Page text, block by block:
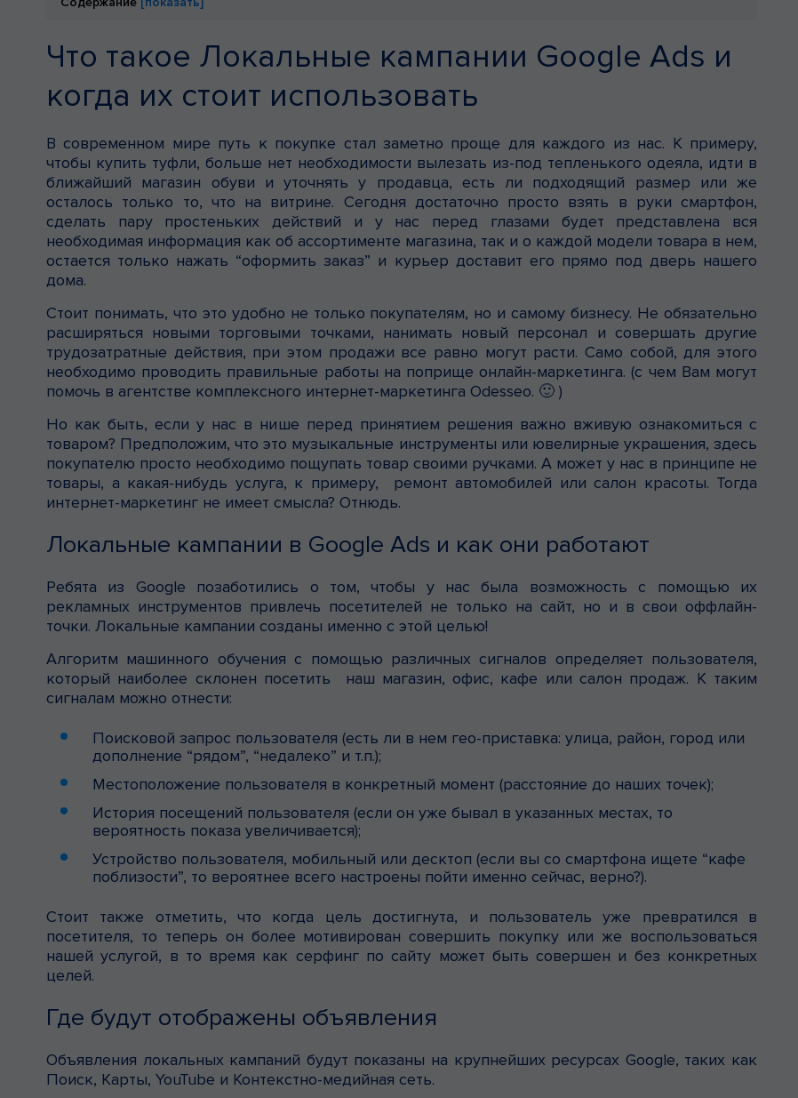
Что такое Локальные кампании Google Ads и
когда их стоит использовать
В современном мире путь к покупке стал заметно проще для каждого из нас. К примеру,
чтобы купить туфли, больше нет необходимости вылезать из-под тепленького одеяла, идти в
ближайший магазин обуви и уточнять у продавца, есть ли подходящий размер или же
осталось только то, что на витрине. Сегодня достаточно просто взять в руки смартфон,
сделать пару простеньких действий и у нас перед глазами будет представлена вся
необходимая информация как об ассортименте магазина, так и о каждой модели товара в нем,
остается только нажать “оформить заказ” и курьер доставит его прямо под дверь нашего
дома.
Стоит понимать, что это удобно не только покупателям, но и самому бизнесу. Не обязательно
расширяться новыми торговыми точками, нанимать новый персонал и совершать другие
трудозатратные действия, при этом продажи все равно могут расти. Само собой, для этого
необходимо проводить правильные работы на поприще онлайн-маркетинга. (с чем Вам могут
помочь в агентстве комплексного интернет-маркетинга Odesseo. 🙂 )
Но как быть, если у нас в нише перед принятием решения важно вживую ознакомиться с
товаром? Предположим, что это музыкальные инструменты или ювелирные украшения, здесь
покупателю просто необходимо пощупать товар своими ручками. А может у нас в принципе не
товары, а какая-нибудь услуга, к примеру, ремонт автомобилей или салон красоты. Тогда
интернет-маркетинг не имеет смысла? Отнюдь.
Локальные кампании в Google Ads и как они работают
Ребята из Google позаботились о том, чтобы у нас была возможность с помощью их
рекламных инструментов привлечь посетителей не только на сайт, но и в свои оффлайн-
точки. Локальные кампании созданы именно с этой целью!
Алгоритм машинного обучения с помощью различных сигналов определяет пользователя,
который наиболее склонен посетить наш магазин, офис, кафе или салон продаж. К таким
сигналам можно отнести:
Поисковой запрос пользователя (есть ли в нем гео-приставка: улица, район, город или
дополнение “рядом”, “недалеко” и т.п.);
Местоположение пользователя в конкретный момент (расстояние до наших точек);
История посещений пользователя (если он уже бывал в указанных местах, то
вероятность показа увеличивается);
Устройство пользователя, мобильный или десктоп (если вы со смартфона ищете “кафе
поблизости”, то вероятнее всего настроены пойти именно сейчас, верно?).
Стоит также отметить, что когда цель достигнута, и пользователь уже превратился в
посетителя, то теперь он более мотивирован совершить покупку или же воспользоваться
нашей услугой, в то время как серфинг по сайту может быть совершен и без конкретных
целей.
Где будут отображены объявления
Объявления локальных кампаний будут показаны на крупнейших ресурсах Google, таких как
Поиск, Карты, YouTube и Контекстно-медийная сеть.